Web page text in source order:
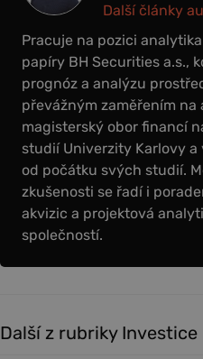
Pracuje na pozici
papíry BH Securities a.s.,
prognóz a analýzu
převážným zaměřením
magisterský obor financí
studií Univerzity Karlovy
od počátku svých studií.
zkušenosti se řadí i
akvizic a projektová
společností.
Další články
Další z rubriky Investice